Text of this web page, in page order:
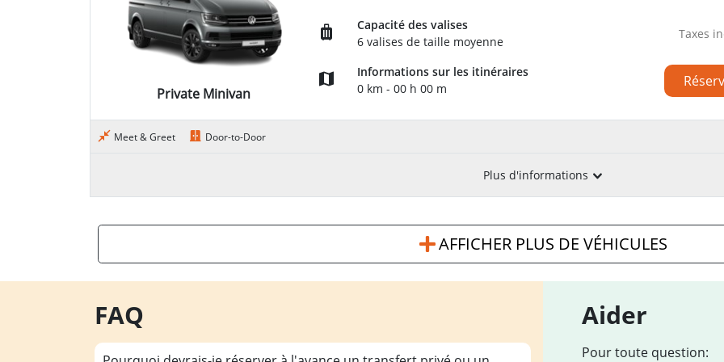
Private Minivan
Capacité des valises
6 valises de taille moyenne
Informations sur les itinéraires
0 km - 00 h 00 m
Taxes
Meet & Greet Door-to-Door
Plus d'informations
AFFICHER PLUS DE VÉHICULES
FAQ Aider
Pour toute question: